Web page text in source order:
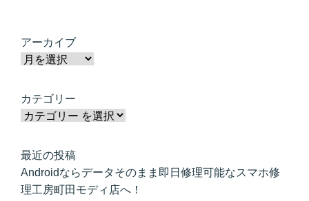
アーカイブ
カテゴリー
最近の投稿
Androidならデータそのまま即日修理可能なスマホ修
理工房町田モディ店へ！